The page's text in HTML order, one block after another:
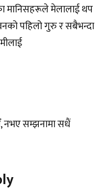
मानिसहरूले मेलालाई थप
पहिलो गुरु र सबैभन्दा
नभए सम्झनामा सधैं